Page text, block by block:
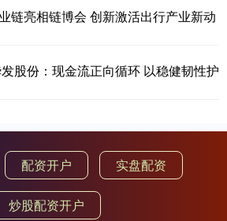
链亮相链博会 创新激活出行产业新动
股份：现金流正向循环 以稳健韧性护
配资开户 实盘配资
炒股配资开户